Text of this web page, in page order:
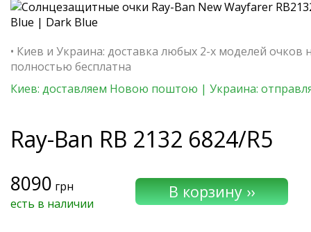
• Киев и Украина: доставка любых 2-х моделей очков
полностью бесплатна
Киев: доставляем Новою поштою | Украина:
Ray-Ban RB 2132 6824/R5
8090 грн
есть в наличии